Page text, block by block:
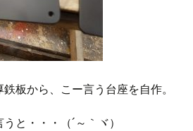
板から、こー言う台座を自作。
と・・・（´～｀ヾ）